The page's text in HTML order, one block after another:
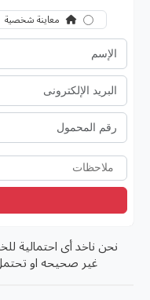
معاينة شخصية
نحن ناخد أى احتمالية
غير صحيحه او تحتمل